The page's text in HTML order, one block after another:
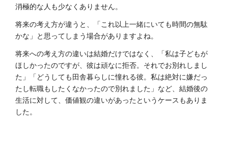
消極的な人も少なくありません。
将来の考え方が違うと、「これ以上一緒にいても時間の無駄
かな」と思ってしまう場合がありますよね。
将来への考え方の違いは結婚だけではなく、「私は子どもが
ほしかったのですが、彼は頑なに拒否。それでお別れしまし
た」「どうしても田舎暮らしに憧れる彼。私は絶対に嫌だっ
たし転職もしたくなかったので別れました」など、結婚後の
生活に対して、価値観の違いがあったというケースもありま
した。